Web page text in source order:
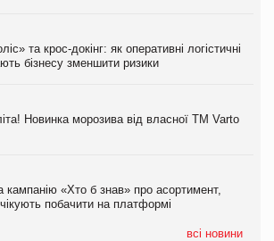
та крос-докінг: як оперативні логістичні
бізнесу зменшити ризики
Новинка морозива від власної ТМ Varto
кампанію «Хто б знав» про асортимент,
побачити на платформі
всі новини
та крос-докінг: як оперативні логістичні
бізнесу зменшити ризики
Новинка морозива від власної ТМ Varto
кампанію «Хто б знав» про асортимент,
побачити на платформі
збиток у першому півріччі
впали на 9%